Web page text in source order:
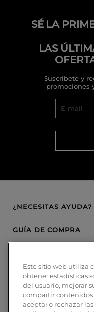
SÉ LA
LAS
Suscríbete y
promociones
¿NECESITAS AYUDA?
GUÍA DE COMPRA
INSPIRATION
MÉTODOS DE PAGO
Este sitio web utiliza
obtener estadísticas
del usuario, mejorar
compartir contenidos
aceptar o rechazar